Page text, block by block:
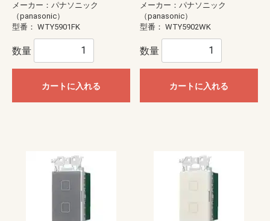
メーカー：パナソニック
（panasonic）
型番： WTY5901FK
数量
カートに入れる
メーカー：パナソニック
（panasonic）
型番： WTY5902WK
数量
カートに入れる